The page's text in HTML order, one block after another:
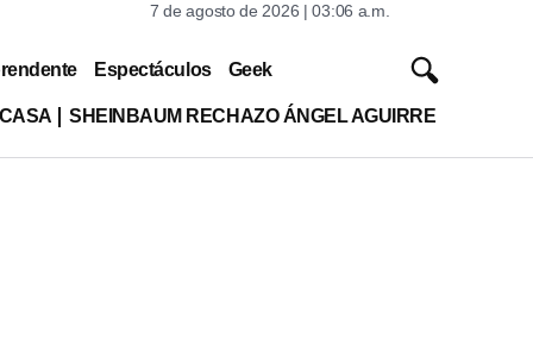
7 de agosto de 2026 | 03:06 a.m.
Espectáculos Geek
SHEINBAUM RECHAZO ÁNGEL AGUIRRE